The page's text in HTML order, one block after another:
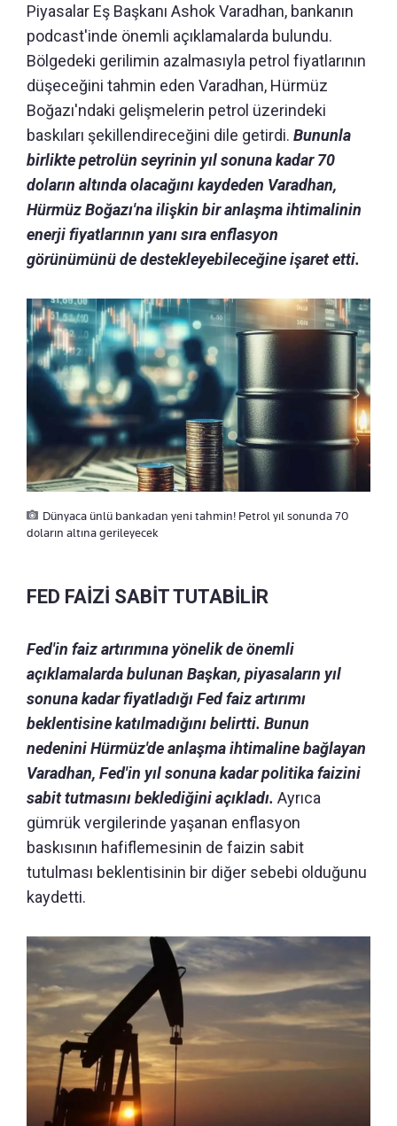
Piyasalar Eş Başkanı Ashok Varadhan, bankanın
podcast'inde önemli açıklamalarda bulundu.
Bölgedeki gerilimin azalmasıyla petrol fiyatlarının
düşeceğini tahmin eden Varadhan, Hürmüz
Boğazı'ndaki gelişmelerin petrol üzerindeki
baskıları şekillendireceğini dile getirdi. Bununla
birlikte petrolün seyrinin yıl sonuna kadar 70
doların altında olacağını kaydeden Varadhan,
Hürmüz Boğazı'na ilişkin bir anlaşma ihtimalinin
enerji fiyatlarının yanı sıra enflasyon
görünümünü de destekleyebileceğine işaret etti.
Dünyaca ünlü bankadan yeni tahmin! Petrol yıl sonunda 70
doların altına gerileyecek
FED FAİZİ SABİT TUTABİLİR
Fed'in faiz artırımına yönelik de önemli
açıklamalarda bulunan Başkan, piyasaların yıl
sonuna kadar fiyatladığı Fed faiz artırımı
beklentisine katılmadığını belirtti. Bunun
nedenini Hürmüz'de anlaşma ihtimaline bağlayan
Varadhan, Fed'in yıl sonuna kadar politika faizini
sabit tutmasını beklediğini açıkladı. Ayrıca
gümrük vergilerinde yaşanan enflasyon
baskısının hafiflemesinin de faizin sabit
tutulması beklentisinin bir diğer sebebi olduğunu
kaydetti.